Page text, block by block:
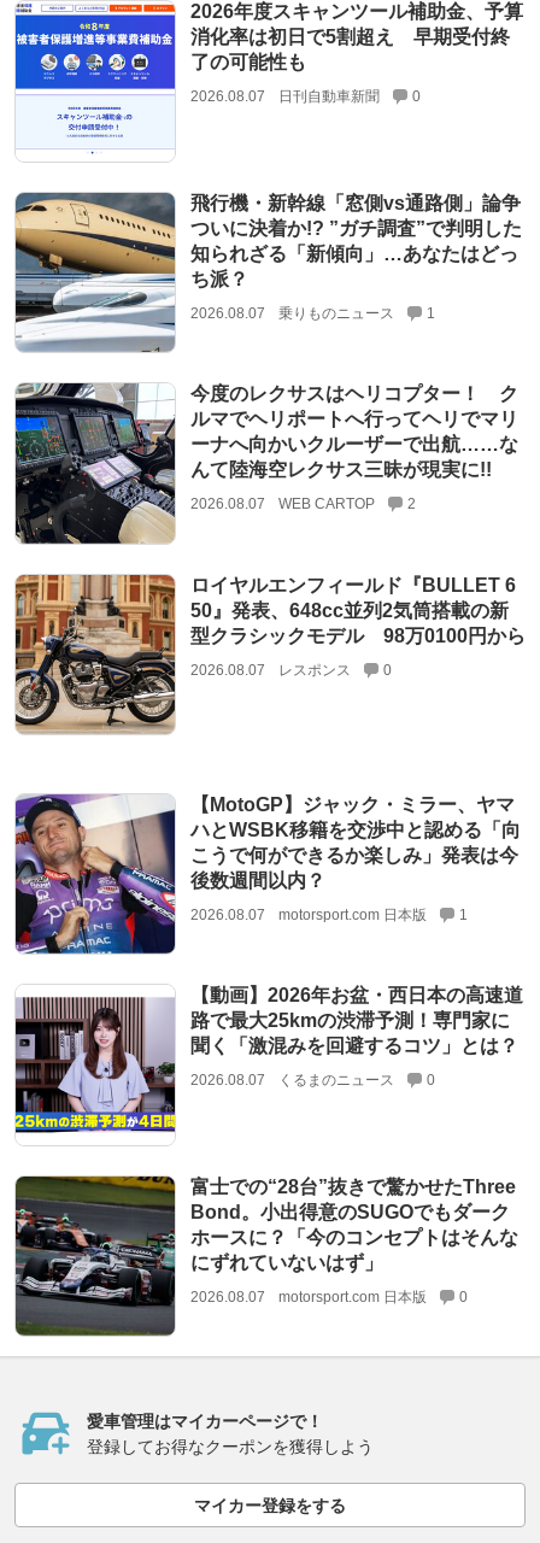
2026年度スキャンツール補助金、予算
消化率は初日で5割超え 早期受付終
了の可能性も
2026.08.07 日刊自動車新聞 0
飛行機・新幹線「窓側vs通路側」論争
ついに決着か!? ”ガチ調査”で判明した
知られざる「新傾向」…あなたはどっ
ち派？
2026.08.07 乗りものニュース 1
今度のレクサスはヘリコプター！ ク
ルマでヘリポートへ行ってヘリでマリ
ーナへ向かいクルーザーで出航……な
んて陸海空レクサス三昧が現実に!!
2026.08.07 WEB CARTOP 2
ロイヤルエンフィールド『BULLET 6
50』発表、648cc並列2気筒搭載の新
型クラシックモデル 98万0100円から
2026.08.07 レスポンス 0
【MotoGP】ジャック・ミラー、ヤマ
ハとWSBK移籍を交渉中と認める「向
こうで何ができるか楽しみ」発表は今
後数週間以内？
2026.08.07 motorsport.com 日本版 1
【動画】2026年お盆・西日本の高速道
路で最大25kmの渋滞予測！専門家に
聞く「激混みを回避するコツ」とは？
2026.08.07 くるまのニュース 0
富士での“28台”抜きで驚かせたThree
Bond。小出得意のSUGOでもダーク
ホースに？「今のコンセプトはそんな
にずれていないはず」
2026.08.07 motorsport.com 日本版 0
愛車管理はマイカーページで！
登録してお得なクーポンを獲得しよう
マイカー登録をする